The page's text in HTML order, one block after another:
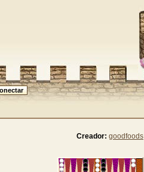
Creador: goodfoods